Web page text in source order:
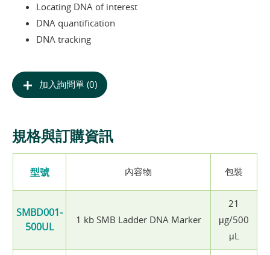
Locating DNA of interest
DNA quantification
DNA tracking
加入詢問單 (0)
規格與訂購資訊
型號 內容物 包裝
SMBD001-
500UL
1 kb SMB Ladder DNA Marker
21
μg/500
μL